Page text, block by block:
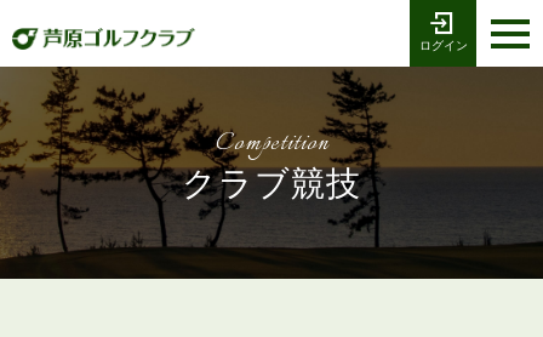
ログイン
お電話でのご予約
Tel 0776-79-1111
ホーム
海コース
湖コース
Competition
クラブ競技